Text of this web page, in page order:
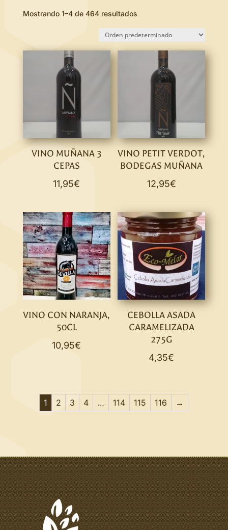
Mostrando 1–4 de 464 resultados
VINO MUÑANA 3
CEPAS
11,95€
VINO PETIT VERDOT,
BODEGAS MUÑANA
12,95€
VINO CON NARANJA,
50CL
10,95€
CEBOLLA ASADA
CARAMELIZADA
275G
4,35€
1 2 3 4 … 114 115 116 →